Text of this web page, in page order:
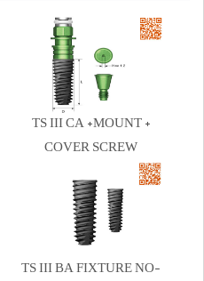
TS III CA +MOUNT +
COVER SCREW
TS III BA FIXTURE NO-